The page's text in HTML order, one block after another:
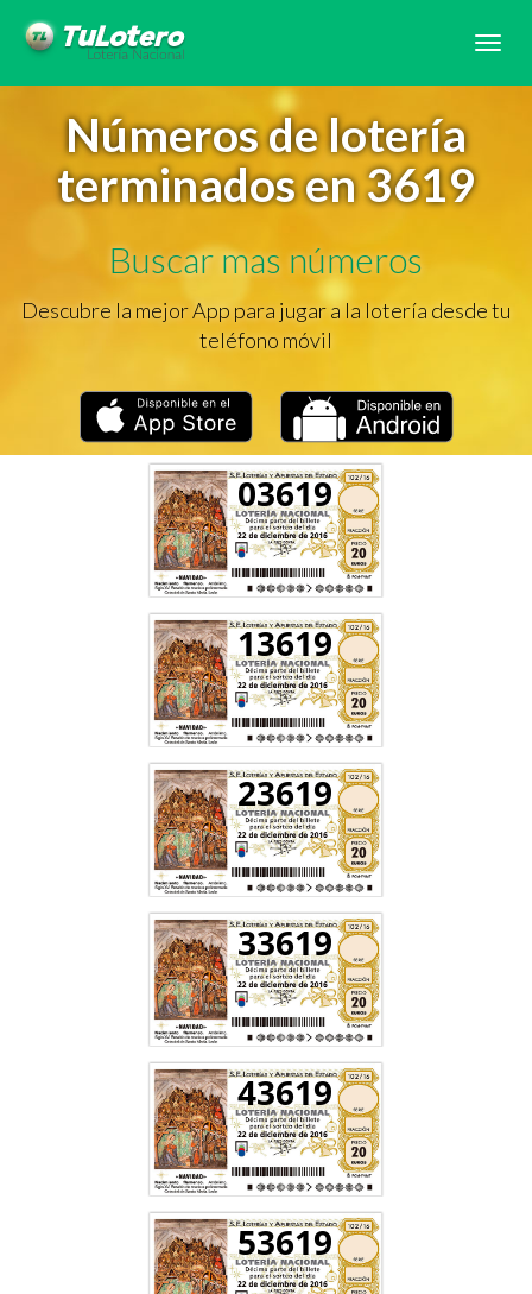
Números de lotería
terminados en 3619
Buscar mas números
Descubre la mejor App para jugar a la lotería desde tu
teléfono móvil
03619
13619
23619
33619
43619
53619